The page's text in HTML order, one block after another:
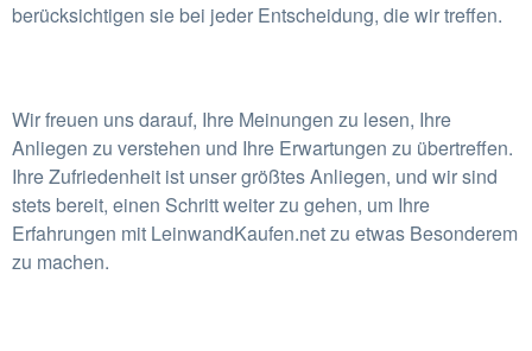
berücksichtigen sie bei jeder Entscheidung, die wir treffen.
Wir freuen uns darauf, Ihre Meinungen zu lesen, Ihre
Anliegen zu verstehen und Ihre Erwartungen zu übertreffen.
Ihre Zufriedenheit ist unser größtes Anliegen, und wir sind
stets bereit, einen Schritt weiter zu gehen, um Ihre
Erfahrungen mit LeinwandKaufen.net zu etwas Besonderem
zu machen.